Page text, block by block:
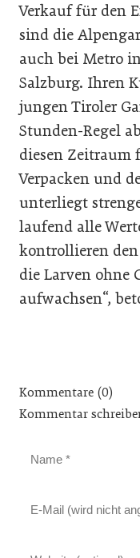
Verkauf für den
sind die
auch bei Metro
Salzburg. Ihren
jungen Tiroler
Stunden-Regel
diesen Zeitraum
Verpacken und
unterliegt
laufend alle
kontrollieren
die Larven ohne
aufwachsen“,
Kommentare (0)
Kommentar